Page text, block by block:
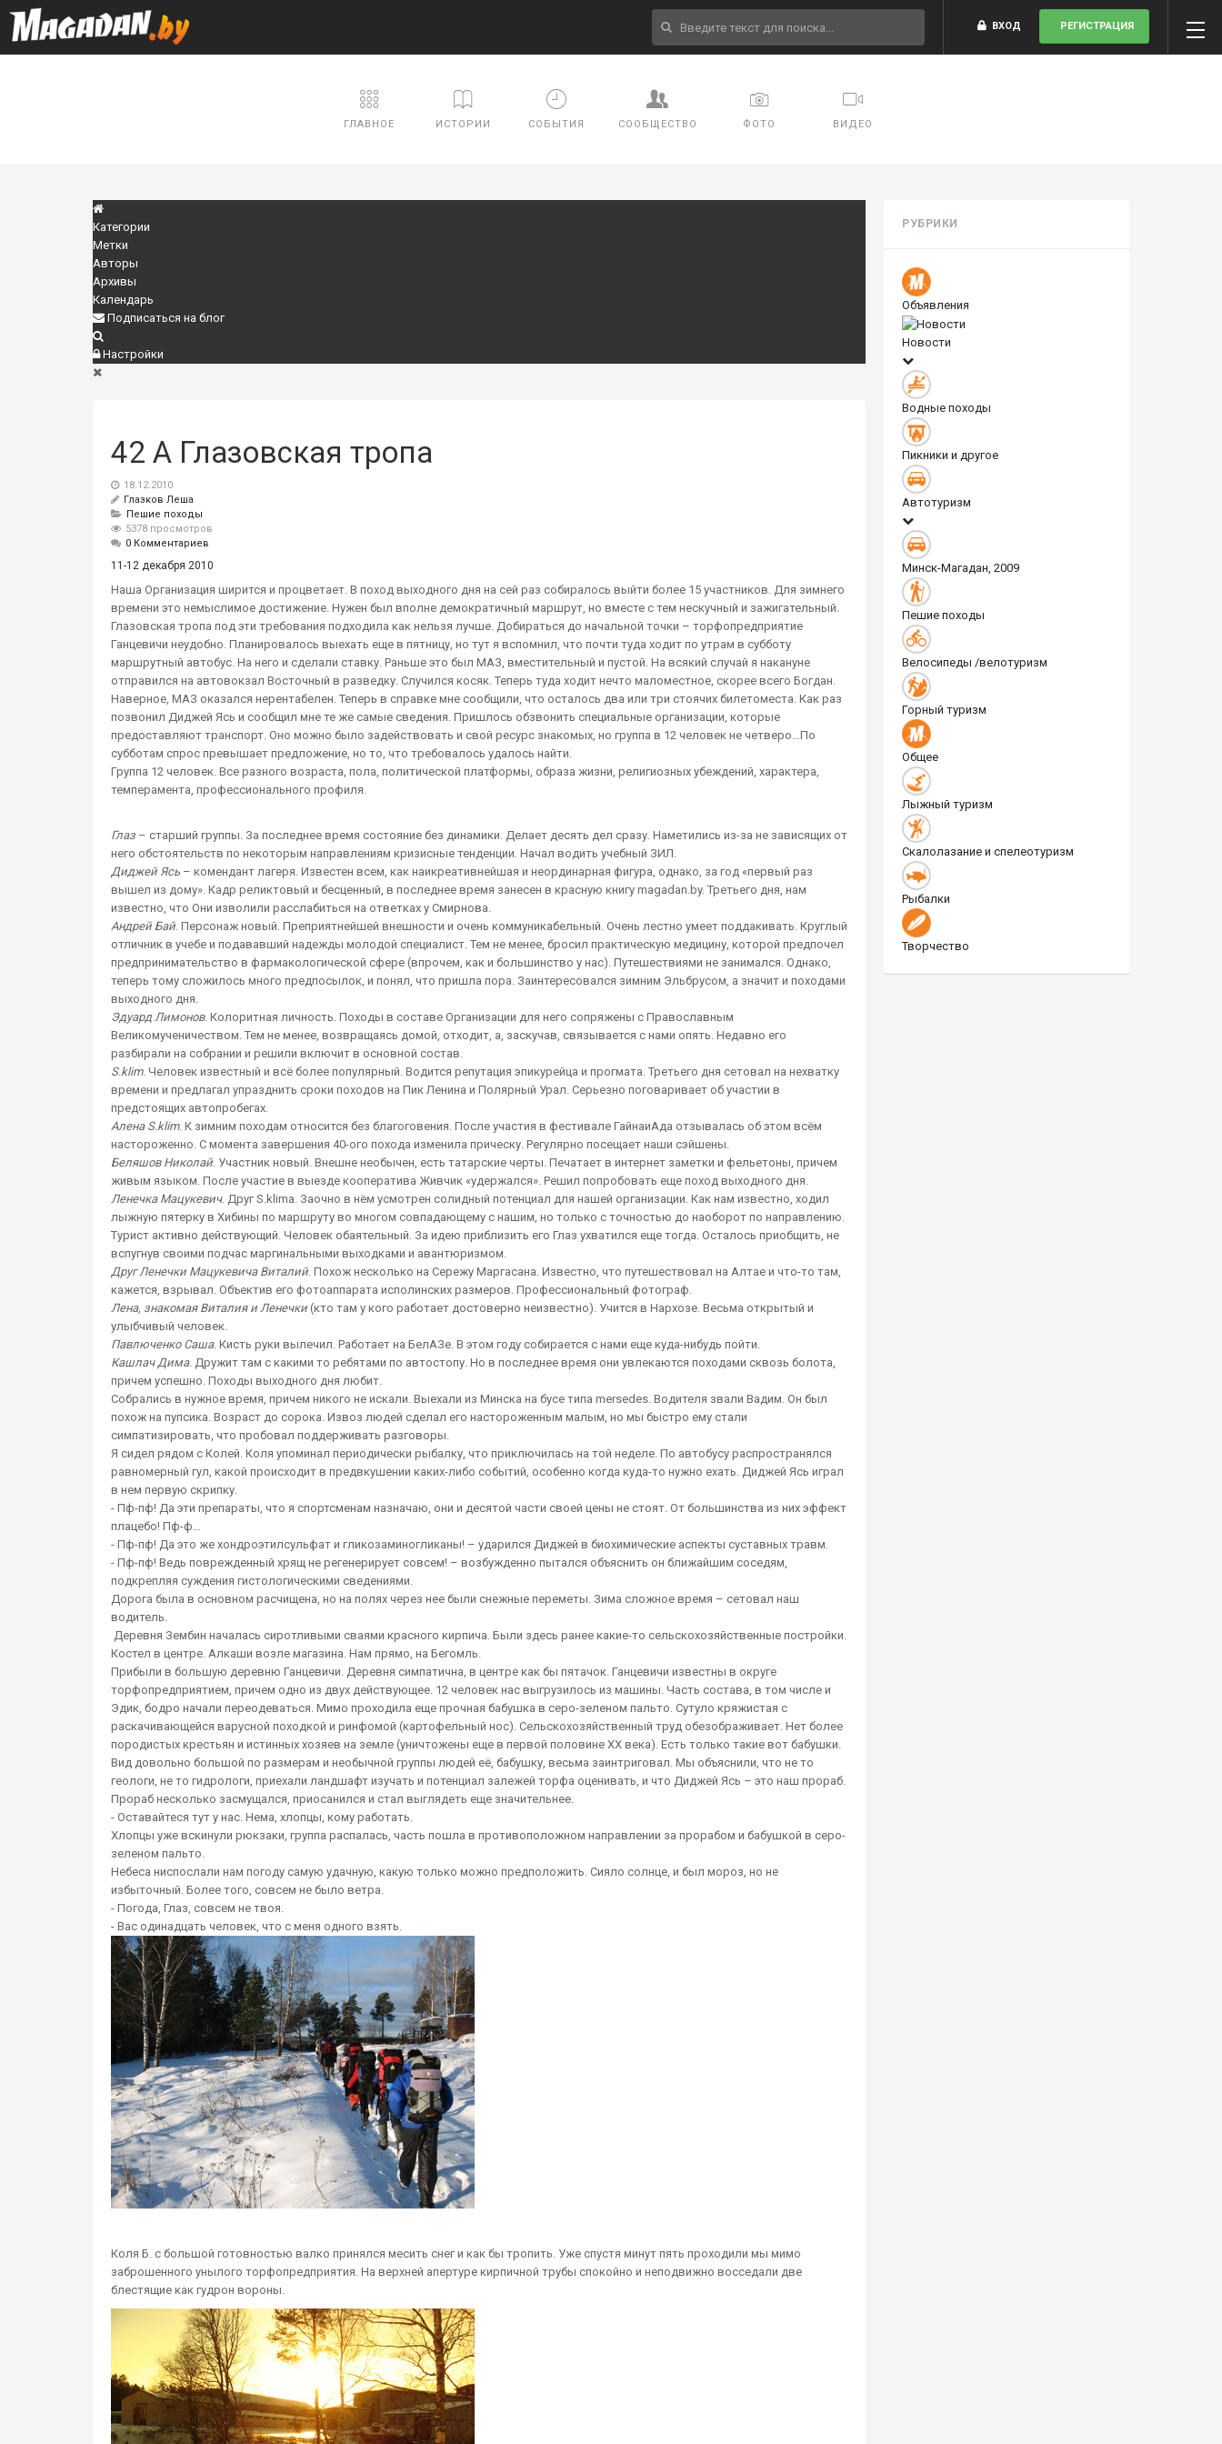
ВХОД РЕГИСТРАЦИЯ
ГЛАВНОЕ ИСТОРИИ СОБЫТИЯ СООБЩЕСТВО ФОТО ВИДЕО
Категории
Метки
Авторы
Архивы
Календарь
Подписаться на блог
Настройки
42 А Глазовская тропа
18.12.2010
Глазков Леша
Пешие походы
5378 просмотров
0 Комментариев
11-12 декабря 2010
Наша Организация ширится и процветает. В поход выходного дня на сей раз собиралось выйти более 15 участников. Для зимнего
времени это немыслимое достижение. Нужен был вполне демократичный маршрут, но вместе с тем нескучный и зажигательный.
Глазовская тропа под эти требования подходила как нельзя лучше. Добираться до начальной точки – торфопредприятие
Ганцевичи неудобно. Планировалось выехать еще в пятницу, но тут я вспомнил, что почти туда ходит по утрам в субботу
маршрутный автобус. На него и сделали ставку. Раньше это был МАЗ, вместительный и пустой. На всякий случай я накануне
отправился на автовокзал Восточный в разведку. Случился косяк. Теперь туда ходит нечто маломестное, скорее всего Богдан.
Наверное, МАЗ оказался нерентабелен. Теперь в справке мне сообщили, что осталось два или три стоячих билетоместа. Как раз
позвонил Диджей Ясь и сообщил мне те же самые сведения. Пришлось обзвонить специальные организации, которые
предоставляют транспорт. Оно можно было задействовать и свой ресурс знакомых, но группа в 12 человек не четверо…По
субботам спрос превышает предложение, но то, что требовалось удалось найти.
Группа 12 человек. Все разного возраста, пола, политической платформы, образа жизни, религиозных убеждений, характера,
темперамента, профессионального профиля.
Глаз – старший группы. За последнее время состояние без динамики. Делает десять дел сразу. Наметились из-за не зависящих от
него обстоятельств по некоторым направлениям кризисные тенденции. Начал водить учебный ЗИЛ.
Диджей Ясь – комендант лагеря. Известен всем, как наикреативнейшая и неординарная фигура, однако, за год «первый раз
вышел из дому». Кадр реликтовый и бесценный, в последнее время занесен в красную книгу magadan.by. Третьего дня, нам
известно, что Они изволили расслабиться на ответках у Смирнова.
Андрей Бай. Персонаж новый. Преприятнейшей внешности и очень коммуникабельный. Очень лестно умеет поддакивать. Круглый
отличник в учебе и подававший надежды молодой специалист. Тем не менее, бросил практическую медицину, которой предпочел
предпринимательство в фармакологической сфере (впрочем, как и большинство у нас). Путешествиями не занимался. Однако,
теперь тому сложилось много предпосылок, и понял, что пришла пора. Заинтересовался зимним Эльбрусом, а значит и походами
выходного дня.
Эдуард Лимонов. Колоритная личность. Походы в составе Организации для него сопряжены с Православным
Великомученичеством. Тем не менее, возвращаясь домой, отходит, а, заскучав, связывается с нами опять. Недавно его
разбирали на собрании и решили включит в основной состав.
S.klim. Человек известный и всё более популярный. Водится репутация эпикурейца и прогмата. Третьего дня сетовал на нехватку
времени и предлагал упразднить сроки походов на Пик Ленина и Полярный Урал. Серьезно поговаривает об участии в
предстоящих автопробегах.
Алена S.klim. К зимним походам относится без благоговения. После участия в фестивале ГайнаиАда отзывалась об этом всём
настороженно. С момента завершения 40-ого похода изменила прическу. Регулярно посещает наши сэйшены.
Беляшов Николай. Участник новый. Внешне необычен, есть татарские черты. Печатает в интернет заметки и фельетоны, причем
живым языком. После участие в выезде кооператива Живчик «удержался». Решил попробовать еще поход выходного дня.
Ленечка Мацукевич. Друг S.klimа. Заочно в нём усмотрен солидный потенциал для нашей организации. Как нам известно, ходил
лыжную пятерку в Хибины по маршруту во многом совпадающему с нашим, но только с точностью до наоборот по направлению.
Турист активно действующий. Человек обаятельный. За идею приблизить его Глаз ухватился еще тогда. Осталось приобщить, не
вспугнув своими подчас маргинальными выходками и авантюризмом.
Друг Ленечки Мацукевича Виталий. Похож несколько на Сережу Маргасана. Известно, что путешествовал на Алтае и что-то там,
кажется, взрывал. Объектив его фотоаппарата исполинских размеров. Профессиональный фотограф.
Лена, знакомая Виталия и Ленечки (кто там у кого работает достоверно неизвестно). Учится в Нархозе. Весьма открытый и
улыбчивый человек.
Павлюченко Саша. Кисть руки вылечил. Работает на БелАЗе. В этом году собирается с нами еще куда-нибудь пойти.
Кашлач Дима. Дружит там с какими то ребятами по автостопу. Но в последнее время они увлекаются походами сквозь болота,
причем успешно. Походы выходного дня любит.
Собрались в нужное время, причем никого не искали. Выехали из Минска на бусе типа mersedes. Водителя звали Вадим. Он был
похож на пупсика. Возраст до сорока. Извоз людей сделал его настороженным малым, но мы быстро ему стали
симпатизировать, что пробовал поддерживать разговоры.
Я сидел рядом с Колей. Коля упоминал периодически рыбалку, что приключилась на той неделе. По автобусу распространялся
равномерный гул, какой происходит в предвкушении каких-либо событий, особенно когда куда-то нужно ехать. Диджей Ясь играл
в нем первую скрипку.
- Пф-пф! Да эти препараты, что я спортсменам назначаю, они и десятой части своей цены не стоят. От большинства из них эффект
плацебо! Пф-ф…
- Пф-пф! Да это же хондроэтилсульфат и гликозаминогликаны! – ударился Диджей в биохимические аспекты суставных травм.
- Пф-пф! Ведь поврежденный хрящ не регенерирует совсем! – возбужденно пытался объяснить он ближайшим соседям,
подкрепляя суждения гистологическими сведениями.
Дорога была в основном расчищена, но на полях через нее были снежные переметы. Зима сложное время – сетовал наш
водитель.
Деревня Зембин началась сиротливыми сваями красного кирпича. Были здесь ранее какие-то сельскохозяйственные постройки.
Костел в центре. Алкаши возле магазина. Нам прямо, на Бегомль.
Прибыли в большую деревню Ганцевичи. Деревня симпатична, в центре как бы пятачок. Ганцевичи известны в округе
торфопредприятием, причем одно из двух действующее. 12 человек нас выгрузилось из машины. Часть состава, в том числе и
Эдик, бодро начали переодеваться. Мимо проходила еще прочная бабушка в серо-зеленом пальто. Сутуло кряжистая с
раскачивающейся варусной походкой и ринфомой (картофельный нос). Сельскохозяйственный труд обезображивает. Нет более
породистых крестьян и истинных хозяев на земле (уничтожены еще в первой половине ХХ века). Есть только такие вот бабушки.
Вид довольно большой по размерам и необычной группы людей её, бабушку, весьма заинтриговал. Мы объяснили, что не то
геологи, не то гидрологи, приехали ландшафт изучать и потенциал залежей торфа оценивать, и что Диджей Ясь – это наш прораб.
Прораб несколько засмущался, приосанился и стал выглядеть еще значительнее.
- Оставайтеся тут у нас. Нема, хлопцы, кому работать.
Хлопцы уже вскинули рюкзаки, группа распалась, часть пошла в противоположном направлении за прорабом и бабушкой в серо-
зеленом пальто.
Небеса ниспослали нам погоду самую удачную, какую только можно предположить. Сияло солнце, и был мороз, но не
избыточный. Более того, совсем не было ветра.
- Погода, Глаз, совсем не твоя.
- Вас одинадцать человек, что с меня одного взять.
Коля Б. с большой готовностью валко принялся месить снег и как бы тропить. Уже спустя минут пять проходили мы мимо
заброшенного унылого торфопредприятия. На верхней апертуре кирпичной трубы спокойно и неподвижно восседали две
блестящие как гудрон вороны.
РУБРИКИ
Объявления
Новости
Водные походы
Пикники и другое
Автотуризм
Минск-Магадан, 2009
Пешие походы
Велосипеды /велотуризм
Горный туризм
Общее
Лыжный туризм
Скалолазание и спелеотуризм
Рыбалки
Творчество